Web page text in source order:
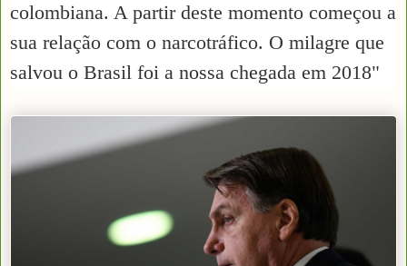
colombiana. A partir deste momento começou a
sua relação com o narcotráfico. O milagre que
salvou o Brasil foi a nossa chegada em 2018"